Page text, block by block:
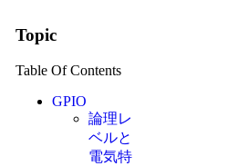
Topic
Table Of Contents
GPIO
論理レ
ベルと
電気特